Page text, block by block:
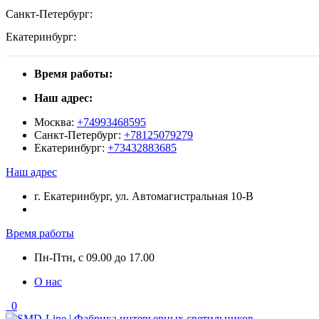
Санкт-Петербург:
Екатеринбург:
Время работы:
Наш адрес:
Москва: +74993468595
Санкт-Петербург: +78125079279
Екатеринбург: +73432883685
Наш адрес
г. Екатеринбург, ул. Автомагистральная 10-В
Время работы
Пн-Птн, с 09.00 до 17.00
О нас
0